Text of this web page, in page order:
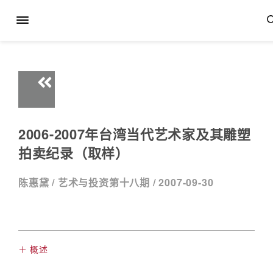
2006-2007年台湾当代艺术家及其雕塑
拍卖纪录（取样）
陈惠黛 / 艺术与投资第十八期 /2007-09-30
＋ 概述